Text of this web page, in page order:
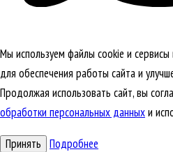
Мы используем файлы cookie и сервисы
для обеспечения работы сайта и
Продолжая использовать сайт, вы
обработки персональных данныхи
Принять Подробнее